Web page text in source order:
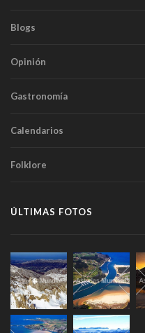
Blogs
Opinión
Gastronomía
Calendarios
Folklore
ÚLTIMAS FOTOS